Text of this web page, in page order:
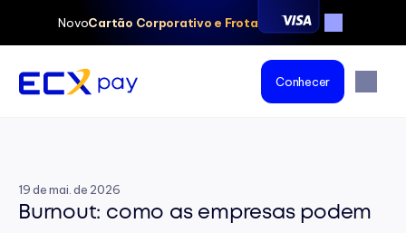
19 de mai. de 2026
Burnout: como as empresas podem
Conhecer
NovoCartão Corporativo e Frota